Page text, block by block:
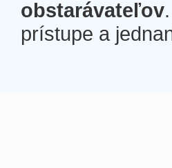
obstarávateľov
prístupe a